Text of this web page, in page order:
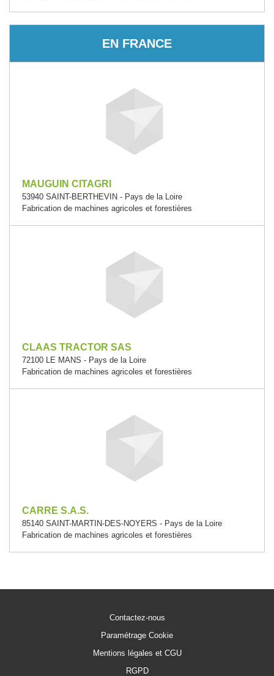
EN FRANCE
MAUGUIN CITAGRI
53940 SAINT-BERTHEVIN - Pays de la Loire
Fabrication de machines agricoles et forestières
CLAAS TRACTOR SAS
72100 LE MANS - Pays de la Loire
Fabrication de machines agricoles et forestières
CARRE S.A.S.
85140 SAINT-MARTIN-DES-NOYERS - Pays de la Loire
Fabrication de machines agricoles et forestières
Contactez-nous
Paramétrage Cookie
Mentions légales et CGU
RGPD